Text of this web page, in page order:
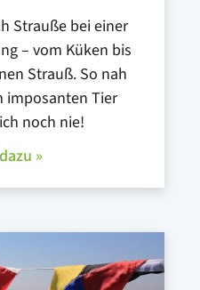
Strauße bei einer
– vom Küken bis
Strauß. So nah
imposanten Tier
noch nie!
»